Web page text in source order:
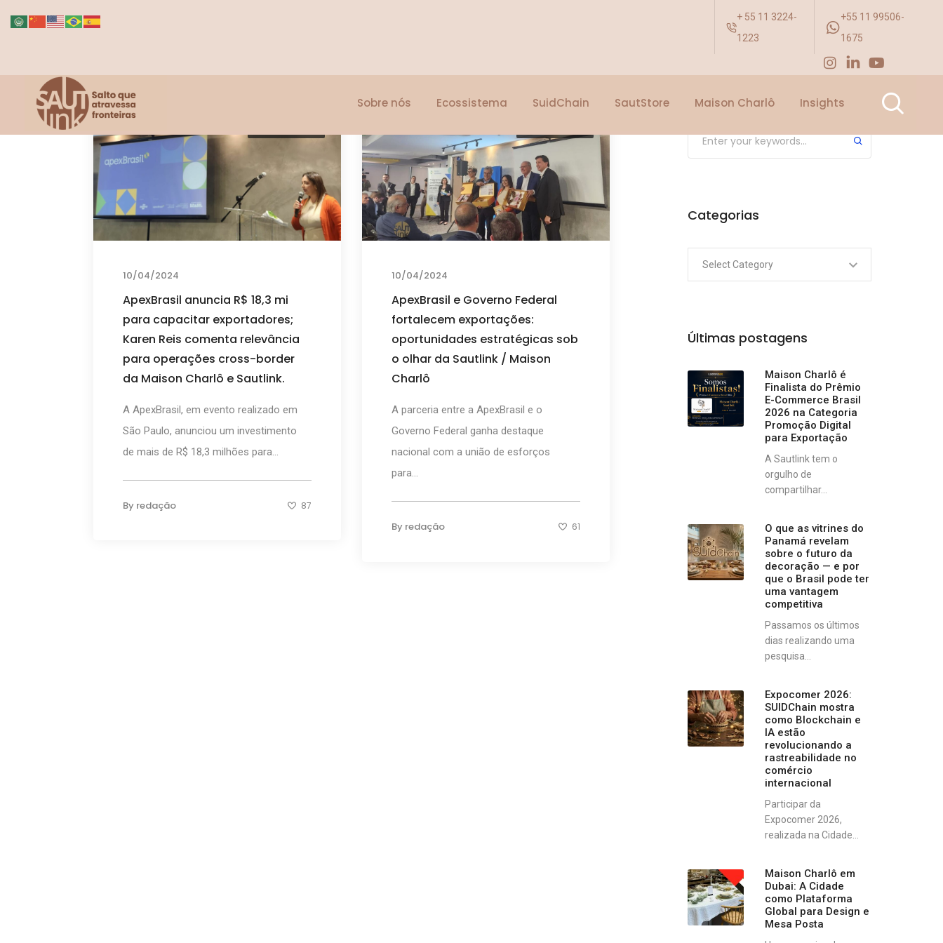
+ 55 11 3224-
1223
+55 11 99506-
1675
Sobre nós Ecossistema SuidChain SautStore Maison Charlô Insights
10/04/2024
ApexBrasil anuncia R$ 18,3 mi
para capacitar exportadores;
Karen Reis comenta relevância
para operações cross-border
da Maison Charlô e Sautlink.
A ApexBrasil, em evento realizado em
São Paulo, anunciou um investimento
de mais de R$ 18,3 milhões para...
By redação 87
10/04/2024
ApexBrasil e Governo Federal
fortalecem exportações:
oportunidades estratégicas sob
o olhar da Sautlink / Maison
Charlô
A parceria entre a ApexBrasil e o
Governo Federal ganha destaque
nacional com a união de esforços
para...
By redação 61
Pesquisar
Submit
Categorias
Últimas postagens
Maison Charlô é
Finalista do Prêmio
E-Commerce Brasil
2026 na Categoria
Promoção Digital
para Exportação
A Sautlink tem o
orgulho de
compartilhar...
O que as vitrines do
Panamá revelam
sobre o futuro da
decoração — e por
que o Brasil pode ter
uma vantagem
competitiva
Passamos os últimos
dias realizando uma
pesquisa...
Expocomer 2026:
SUIDChain mostra
como Blockchain e
IA estão
revolucionando a
rastreabilidade no
comércio
internacional
Participar da
Expocomer 2026,
realizada na Cidade...
Maison Charlô em
Dubai: A Cidade
como Plataforma
Global para Design e
Mesa Posta